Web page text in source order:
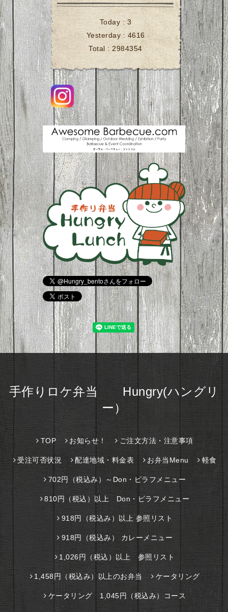
Today : 3
Yesterday : 4616
Total :2984354
手作りロケ弁当 Hungry(ハングリ
ー）
TOP お知らせ！ ご注文方法・注意事項
受注可否状況 配達地域・料金表 お弁当Menu 軽食
702円（税込み）～Don・ピラフメニュー
810円（税込）以上 Don・ピラフメニュー
918円（税込み）以上 参照リスト
918円（税込み） カレーメニュー
1,026円（税込）以上 参照リスト
1,458円（税込み）以上のお弁当 ケータリング
ケータリング 1,045円（税込み）コース